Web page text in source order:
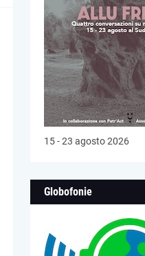
15 - 23 agosto 2026
Globofonie